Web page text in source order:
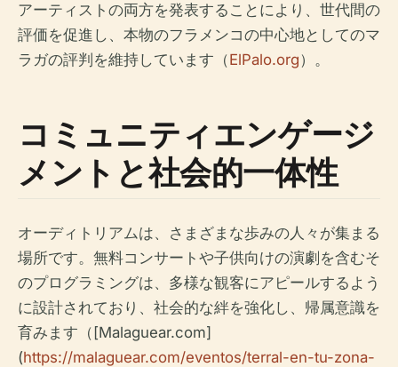
アーティストの両方を発表することにより、世代間の
評価を促進し、本物のフラメンコの中心地としてのマ
ラガの評判を維持しています（ElPalo.org）。
コミュニティエンゲージ
メントと社会的一体性
オーディトリアムは、さまざまな歩みの人々が集まる
場所です。無料コンサートや子供向けの演劇を含むそ
のプログラミングは、多様な観客にアピールするよう
に設計されており、社会的な絆を強化し、帰属意識を
育みます（[Malaguear.com]
(https://malaguear.com/eventos/terral-en-tu-zona-